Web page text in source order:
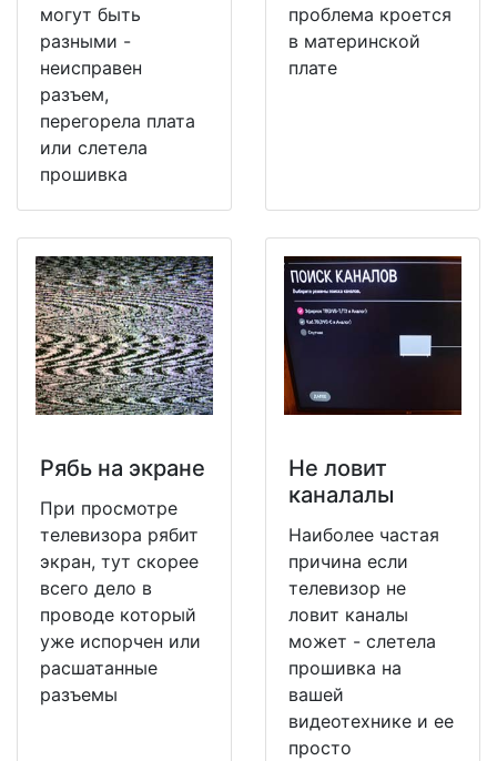
могут быть
разными -
неисправен
разъем,
перегорела плата
или слетела
прошивка
проблема кроется
в материнской
плате
Рябь на экране
При просмотре
телевизора рябит
экран, тут скорее
всего дело в
проводе который
уже испорчен или
расшатанные
разъемы
Не ловит
каналалы
Наиболее частая
причина если
телевизор не
ловит каналы
может - слетела
прошивка на
вашей
видеотехнике и ее
просто